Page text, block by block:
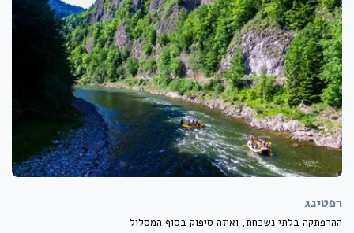
רפטינג
ההרפתקה בלתי נשכחת, ואיזה סיפוק בסוף המסלול